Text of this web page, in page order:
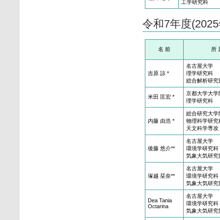
工学研究科
令和7年度
名 前 所
吉原 諒 *
名古屋大学
理学研究科
総合解析研究
米田 匡宏 *
京都大学大学
理学研究科
内藤 由浩 *
総合研究大学
物理科学研究
天文科学専攻
後藤 悠介**
名古屋大学
環境学研究科
気象大気研究
塚越 栞奈**
名古屋大学
環境学研究科
気象大気研究
Dea Tania
Octarina
名古屋大学
環境学研究科
気象大気研究